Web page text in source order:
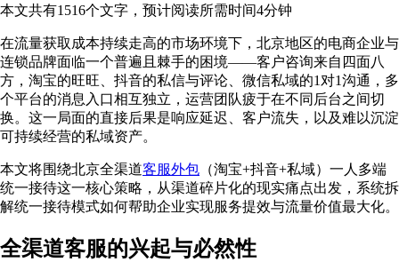
本文共有1516个文字，预计阅读所需时间4分钟
在流量获取成本持续走高的市场环境下，北京地区的电商企业与
连锁品牌面临一个普遍且棘手的困境——客户咨询来自四面八
方，淘宝的旺旺、抖音的私信与评论、微信私域的1对1沟通，多
个平台的消息入口相互独立，运营团队疲于在不同后台之间切
换。这一局面的直接后果是响应延迟、客户流失，以及难以沉淀
可持续经营的私域资产。
本文将围绕北京全渠道客服外包 （淘宝+抖音+私域）一人多端
统一接待这一核心策略，从渠道碎片化的现实痛点出发，系统拆
解统一接待模式如何帮助企业实现服务提效与流量价值最大化。
全渠道客服的兴起与必然性